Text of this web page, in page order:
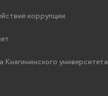
коррупции
Княгининского университета